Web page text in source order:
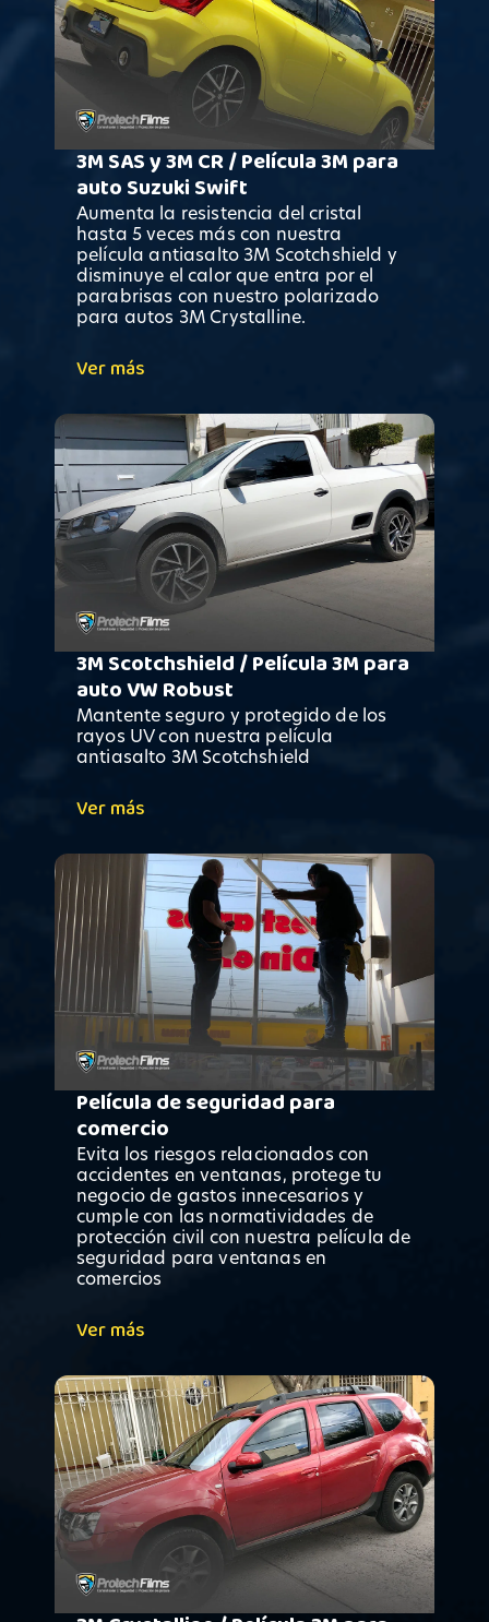
3M SAS y 3M CR / Película 3M para
auto Suzuki Swift
Aumenta la resistencia del cristal
hasta 5 veces más con nuestra
película antiasalto 3M Scotchshield y
disminuye el calor que entra por el
parabrisas con nuestro polarizado
para autos 3M Crystalline.
Ver más
3M Scotchshield / Película 3M para
auto VW Robust
Mantente seguro y protegido de los
rayos UV con nuestra película
antiasalto 3M Scotchshield
Ver más
Película de seguridad para
comercio
Evita los riesgos relacionados con
accidentes en ventanas, protege tu
negocio de gastos innecesarios y
cumple con las normatividades de
protección civil con nuestra película de
seguridad para ventanas en
comercios
Ver más